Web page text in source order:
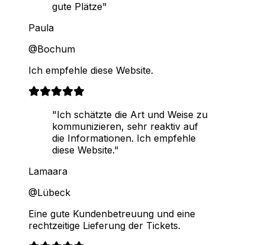
gute Plätze"
Paula
@Bochum
Ich empfehle diese Website.
"Ich schätzte die Art und Weise zu
kommunizieren, sehr reaktiv auf
die Informationen. Ich empfehle
diese Website."
Lamaara
@Lübeck
Eine gute Kundenbetreuung und eine
rechtzeitige Lieferung der Tickets.